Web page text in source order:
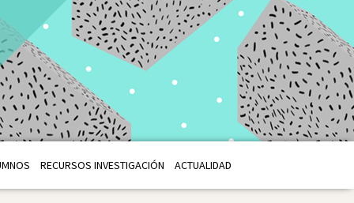
RECURSOS INVESTIGACIÓN ACTUALIDAD